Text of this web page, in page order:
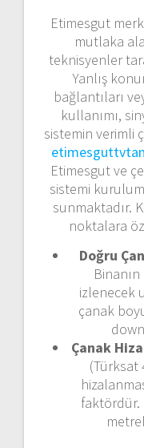
Etimesgut
mutlaka
teknisyenler
Yanlış
bağlantıları
kullanımı,
sistemin verimli
Etimesgut ve
sistemi
sunmaktadır.
noktalara
Doğru
izlenecek
çanak
Çanak
(Türksat
faktördür.